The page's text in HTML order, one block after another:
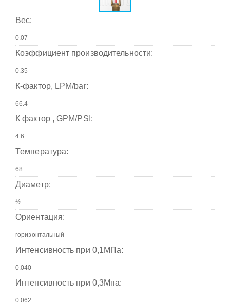
Вес:
Коэффициент производительности:
К-фактор, LPM/bar:
К фактор , GPM/PSI:
Температура:
Диаметр:
Ориентация:
Интенсивность при 0,1МПа:
Интенсивность при 0,3Мпа: